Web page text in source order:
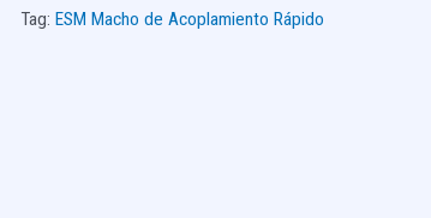
Tag: ESM Macho de Acoplamiento Rápido